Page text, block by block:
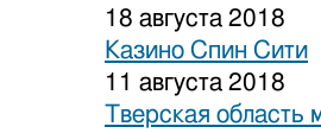
18 августа 2018
Казино Спин Сити
11 августа 2018
Тверская область